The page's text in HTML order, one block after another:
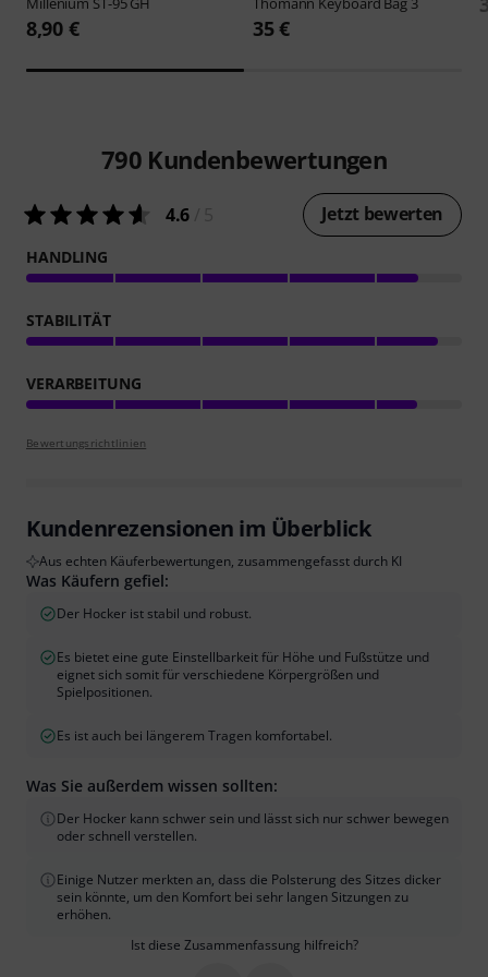
8,90 € 35 €
790 Kundenbewertungen
4.6 Jetzt bewerten
HANDLING
STABILITÄT
VERARBEITUNG
Bewertungsrichtlinien
Kundenrezensionen im Überblick
Aus echten Käuferbewertungen, zusammengefasst durch KI
Was Käufern gefiel:
Der Hocker ist stabil und robust.
Es bietet eine gute Einstellbarkeit für Höhe und Fußstütze und
eignet sich somit für verschiedene Körpergrößen und
Spielpositionen.
Es ist auch bei längerem Tragen komfortabel.
Was Sie außerdem wissen sollten:
Der Hocker kann schwer sein und lässt sich nur schwer bewegen
oder schnell verstellen.
Einige Nutzer merkten an, dass die Polsterung des Sitzes dicker
sein könnte, um den Komfort bei sehr langen Sitzungen zu
erhöhen.
Ist diese Zusammenfassung hilfreich?